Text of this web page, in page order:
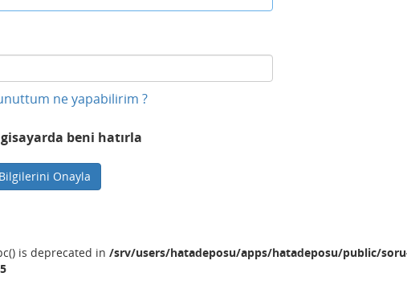
ne yapabilirim ?
beni hatırla
Onayla
is deprecated in /srv/users/hatadeposu/apps/hatadeposu/public/